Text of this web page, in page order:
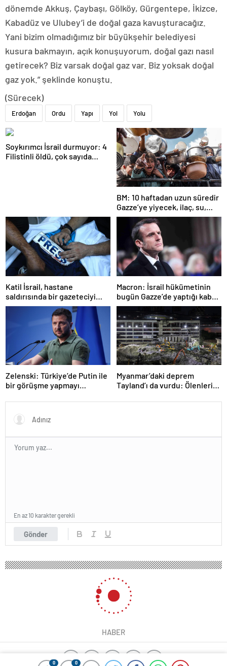
0 0
dönemde Akkuş, Çaybaşı, Gölköy, Gürgentepe, İkizce,
Kabadüz ve Ulubey’i de doğal gaza kavuşturacağız.
Yani bizim olmadığımız bir büyükşehir belediyesi
kusura bakmayın, açık konuşuyorum, doğal gazı nasıl
getirecek? Biz varsak doğal gaz var. Biz yoksak doğal
gaz yok.” şeklinde konuştu.
(Sürecek)
Erdoğan Ordu Yapı Yol Yolu
Soykırımcı İsrail durmuyor: 4
Filistinli öldü, çok sayıda
BM: 10 haftadan uzun süredir
Gazze’ye yiyecek, ilaç, su,
çadır girmedi
Katil İsrail, hastane
saldırısında bir gazeteciyi
öldürdüğünü itiraf etti
Macron: İsrail hükümetinin
bugün Gazze’de yaptığı kabul
edilemez
Zelenski: Türkiye’de Putin ile
bir görüşme yapmayı
Myanmar’daki deprem
Tayland’ı da vurdu: Ölenlerin
Gönder
En az 10 karakter gerekli
HABER